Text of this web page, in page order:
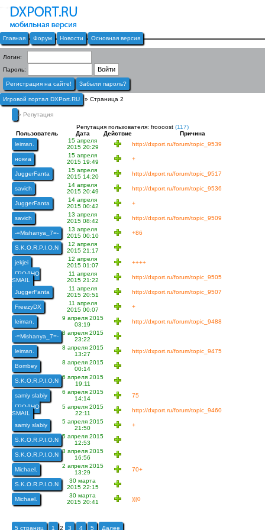
Главная Форум Новости Основная версия
Логин:
Пароль:
Регистрация на сайте! Забыли пароль?
Игровой портал DXPort.RU » Страница 2
» Репутация
Репутация пользователя: froooost (117)
Пользователь
Дата Действие
Причина
leiman.
15 апреля
2015 20:29
http://dxport.ru/forum/topic_9539
нокиа
15 апреля
2015 19:49
+
JuggerFanta
15 апреля
2015 14:20
http://dxport.ru/forum/topic_9517
savich
14 апреля
2015 20:49
http://dxport.ru/forum/topic_9536
JuggerFanta
14 апреля
2015 00:42
+
savich
13 апреля
2015 08:42
http://dxport.ru/forum/topic_9509
-=Mishanya_7=-
13 апреля
2015 00:10
+86
S.K.O.R.P.I.O.N
12 апреля
2015 21:17
jekjei
12 апреля
2015 01:07
++++
ГРОДНО
SMAIL
11 апреля
2015 21:22
http://dxport.ru/forum/topic_9505
JuggerFanta
11 апреля
2015 20:51
http://dxport.ru/forum/topic_9507
FreezyDX
11 апреля
2015 00:07
+
leiman.
9 апреля 2015
03:19
http://dxport.ru/forum/topic_9488
-=Mishanya_7=-
8 апреля 2015
23:22
leiman.
8 апреля 2015
13:27
http://dxport.ru/forum/topic_9475
Bombey
8 апреля 2015
00:14
S.K.O.R.P.I.O.N
6 апреля 2015
19:11
samiy slabiy
6 апреля 2015
14:14
75
ГРОДНО
SMAIL
5 апреля 2015
22:11
http://dxport.ru/forum/topic_9460
samiy slabiy
5 апреля 2015
21:50
+
S.K.O.R.P.I.O.N
5 апреля 2015
12:53
S.K.O.R.P.I.O.N
3 апреля 2015
16:56
Michael.
2 апреля 2015
13:29
70+
S.K.O.R.P.I.O.N
30 марта
2015 22:15
Michael.
30 марта
2015 20:41
)))0
5 страниц 1 2 3 4 5 Далее